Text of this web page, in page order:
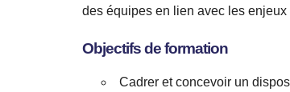
des équipes en lien avec les
Objectifs de formation
Cadrer et concevoir un